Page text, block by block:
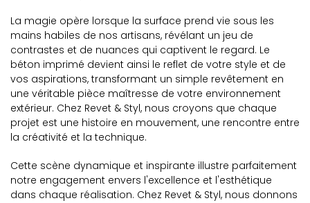
La magie opère lorsque la surface prend vie sous les
mains habiles de nos artisans, révélant un jeu de
contrastes et de nuances qui captivent le regard. Le
béton imprimé devient ainsi le reflet de votre style et de
vos aspirations, transformant un simple revêtement en
une véritable pièce maîtresse de votre environnement
extérieur. Chez Revet & Styl, nous croyons que chaque
projet est une histoire en mouvement, une rencontre entre
la créativité et la technique.
Cette scène dynamique et inspirante illustre parfaitement
notre engagement envers l'excellence et l'esthétique
dans chaque réalisation. Chez Revet & Styl, nous donnons